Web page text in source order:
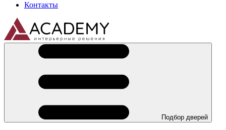
Контакты
Подбор дверей